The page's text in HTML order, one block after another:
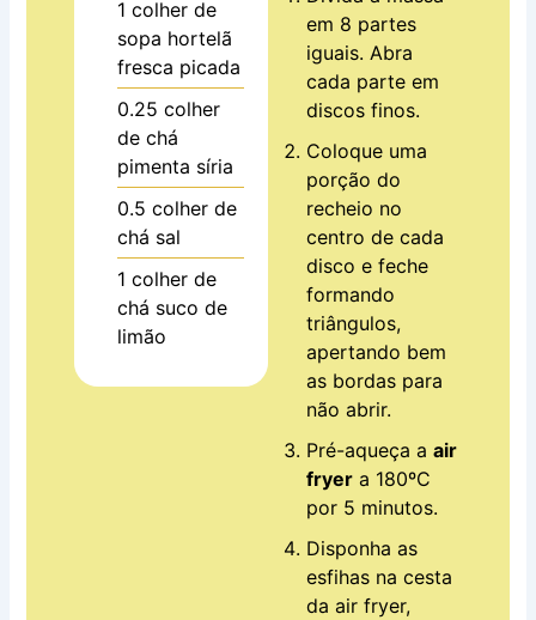
1 colher de
sopa hortelã
fresca picada
0.25 colher
de chá
pimenta síria
0.5 colher de
chá sal
1 colher de
chá suco de
limão
em 8 partes
iguais. Abra
cada parte em
discos finos.
Coloque uma
porção do
recheio no
centro de cada
disco e feche
formando
triângulos,
apertando bem
as bordas para
não abrir.
Pré-aqueça a air
fryer a 180ºC
por 5 minutos.
Disponha as
esfihas na cesta
da air fryer,